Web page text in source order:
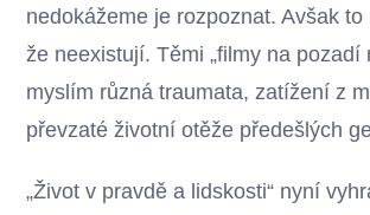
nedokážeme je rozpoznat. Avšak to
že neexistují. Těmi „filmy na pozadí
myslím různá traumata, zatížení z
převzaté životní otěže předešlých
„Život v pravdě a lidskosti“ nyní